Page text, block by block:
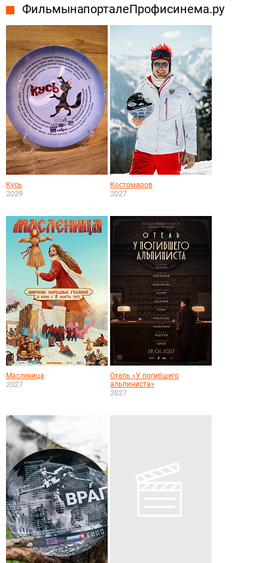
Фильмы на портале Профисинема.ру
Кусь
2029
Костомаров
2027
Масленица
2027
Отель «У погибшего
альпиниста»
2027